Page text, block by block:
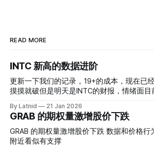
READ MORE
INTC 新高的数据进阶
更新一下我们的记录，19+的成本，现在已经54 55这个
摸摸就破但是明天是INTC的财报，情绪面目
是突破前的支撑CC感觉可以做，放远些, 因
真正得到普遍大众的关注，当然财报可以继
压力位置。 数据在70驻扎 整体呈
By Latnid 21 Jan 2026
GRAB 的期权量激增股价下跌
GRAB 的期权量激增股价下跌 数据和价格行为分歧，目前5块
附近看似有支撑